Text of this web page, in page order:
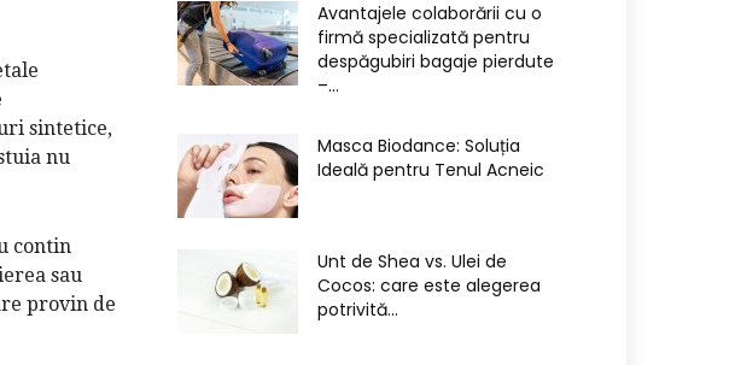
sintetice,
nu
contin
sau
provin de
Avantajele colaborării cu o
firmă specializată pentru
despăgubiri bagaje pierdute
–...
Masca Biodance: Soluția
Ideală pentru Tenul Acneic
Unt de Shea vs. Ulei de
Cocos: care este alegerea
potrivită...